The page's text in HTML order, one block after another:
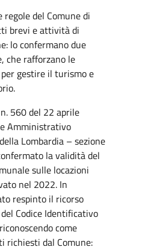
del Comune di
brevi e attività di
lo confermano due
che rafforzano le
gestire il turismo e
560 del 22 aprile
Amministrativo
Lombardia – sezione
la validità del
sulle locazioni
nel 2022. In
respinto il ricorso
Codice Identificativo
come
richiesti dal Comune: